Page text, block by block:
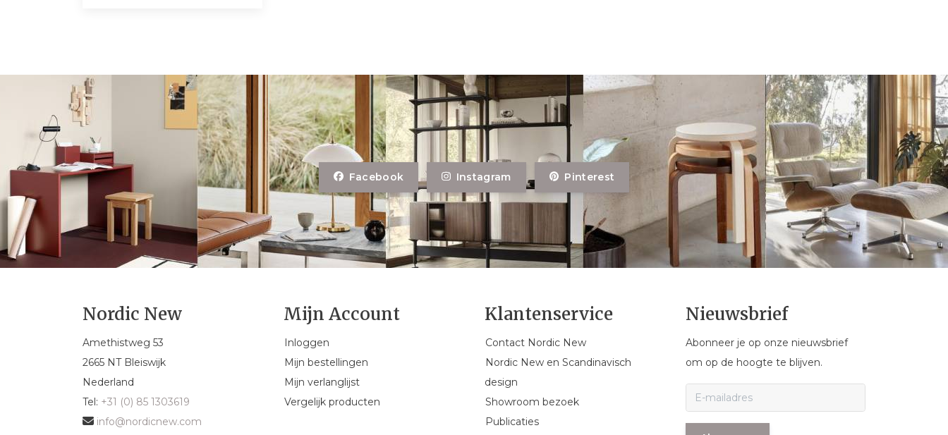
Facebook Instagram Pinterest
Nordic New
Amethistweg 53
2665 NT Bleiswijk
Nederland
Tel: +31 (0) 85 1303619
info@nordicnew.com
Mijn Account
Inloggen
Mijn bestellingen
Mijn verlanglijst
Vergelijk producten
Klantenservice
Contact Nordic New
Nordic New en Scandinavisch
design
Showroom bezoek
Publicaties
Nieuwsbrief
Abonneer je op onze nieuwsbrief
om op de hoogte te blijven.